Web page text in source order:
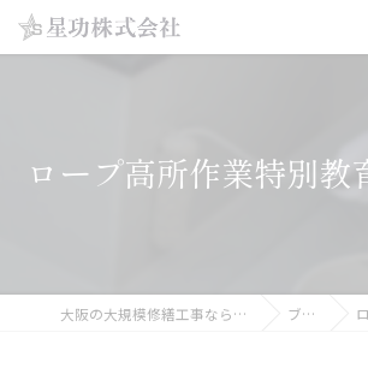
ロープ高所作業特別教
大阪の大規模修繕工事なら星功株式会社 ブログ